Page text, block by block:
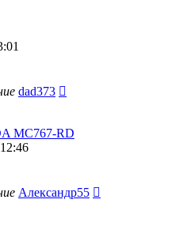
dad373
MC767-RD
Александр55